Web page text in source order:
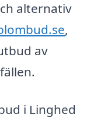
alternativ
,
av
i Linghed